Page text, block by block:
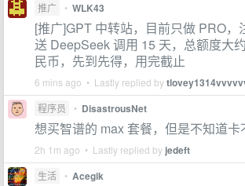
推广 • WLK43
[推广]GPT 中转站，目前只做 PRO，
送 DeepSeek 调用 15 天，总额度大
民币，先到先得，用完截止
6 mins ago • Lastly replied by
程序员 • DisastrousNet
想买智谱的 max 套餐，但是不知道卡
2h 1m ago • Lastly replied by jedeft
生活 • Acegik